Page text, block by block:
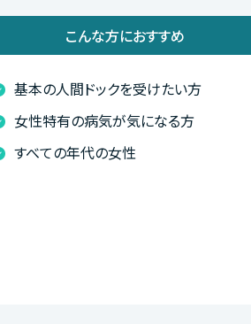
こんな方におすすめ
基本の人間ドックを受けたい方
女性特有の病気が気になる方
すべての年代の女性